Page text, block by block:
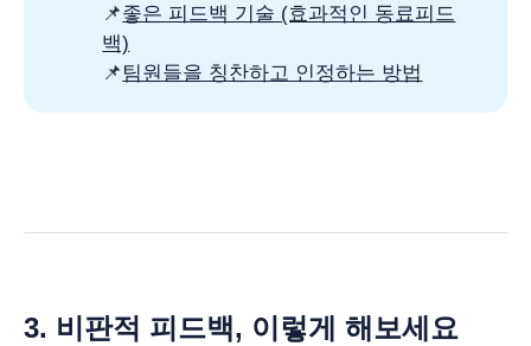
📌좋은 피드백 기술 (효과적인 동료피드
백)
📌 팀원들을 칭찬하고 인정하는 방법
3. 비판적 피드백, 이렇게 해보세요